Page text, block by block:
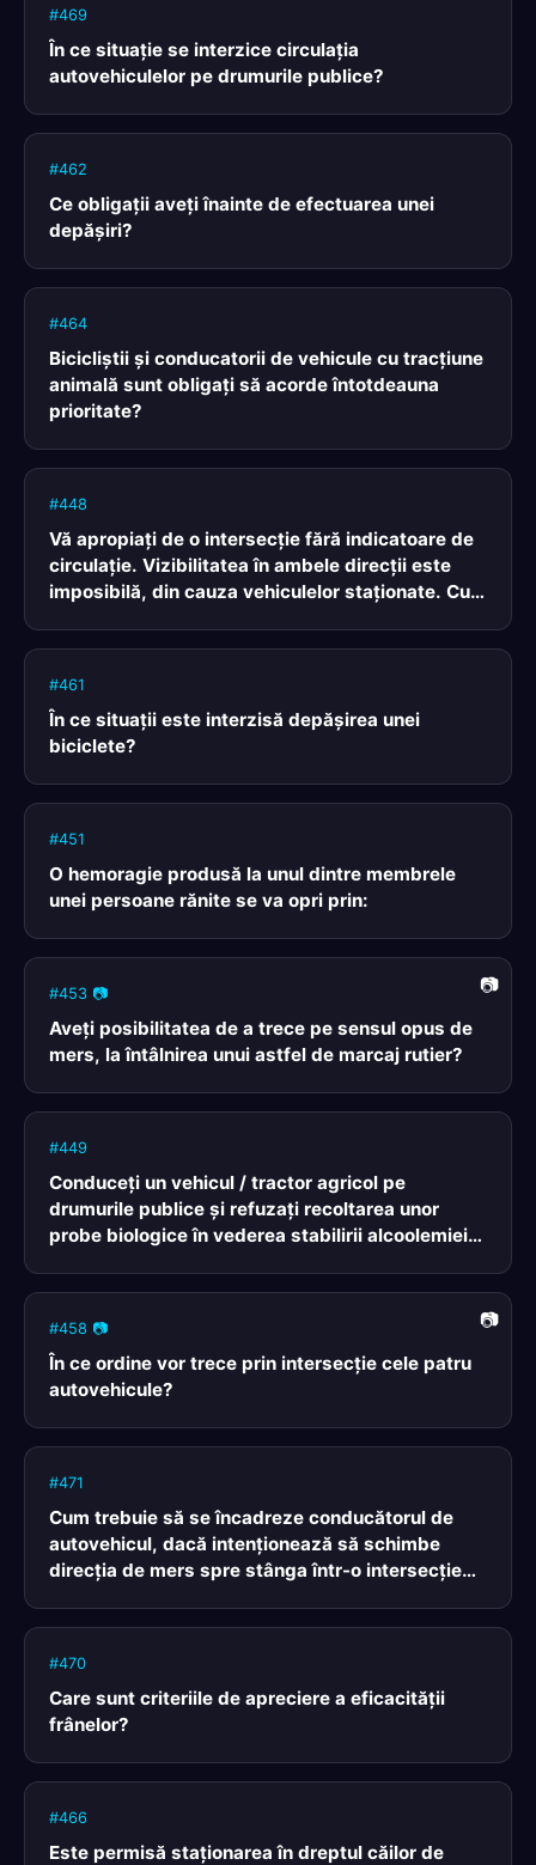
#469
În ce situaţie se interzice circulaţia
autovehiculelor pe drumurile publice?
#462
Ce obligaţii aveţi înainte de efectuarea unei
depăşiri?
#464
Bicicliştii şi conducatorii de vehicule cu tracţiune
animală sunt obligaţi să acorde întotdeauna
prioritate?
#448
Vă apropiaţi de o intersecţie fără indicatoare de
circulaţie. Vizibilitatea în ambele direcţii este
imposibilă, din cauza vehiculelor staţionate. Cum
#461
În ce situaţii este interzisă depăşirea unei
biciclete?
#451
O hemoragie produsă la unul dintre membrele
unei persoane rănite se va opri prin:
#453 📷
Aveţi posibilitatea de a trece pe sensul opus de
mers, la întâlnirea unui astfel de marcaj rutier?
#449
Conduceţi un vehicul / tractor agricol pe
drumurile publice şi refuzaţi recoltarea unor
probe biologice în vederea stabilirii alcoolemiei.
#458 📷
În ce ordine vor trece prin intersecţie cele patru
autovehicule?
#471
Cum trebuie să se încadreze conducătorul de
autovehicul, dacă intenţionează să schimbe
direcţia de mers spre stânga într-o intersecţie
şina din dreapta şi bordura trotuarului permite
#470
Care sunt criteriile de apreciere a eficacităţii
frânelor?
#466
Este permisă staţionarea în dreptul căilor de